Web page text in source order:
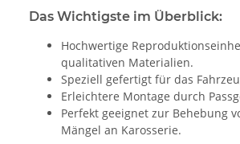
Das Wichtigste im Überblick:
Hochwertige
qualitativen Materialien.
Speziell gefertigt für das
Erleichtere Montage durch
Perfekt geeignet zur Behebung
Mängel an Karosserie.